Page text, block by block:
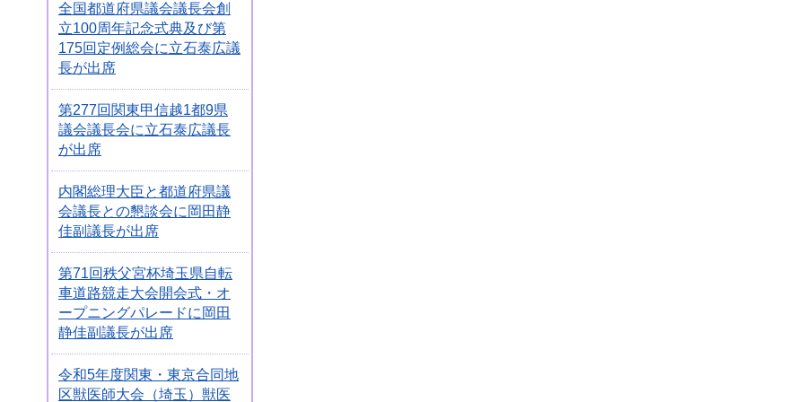
全国都道府県議会議長会創
立100周年記念式典及び第
175回定例総会に立石泰広議
長が出席
第277回関東甲信越1都9県
議会議長会に立石泰広議長
が出席
内閣総理大臣と都道府県議
会議長との懇談会に岡田静
佳副議長が出席
第71回秩父宮杯埼玉県自転
車道路競走大会開会式・オ
ープニングパレードに岡田
静佳副議長が出席
令和5年度関東・東京合同地
区獣医師大会（埼玉）獣医